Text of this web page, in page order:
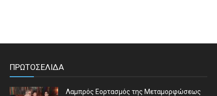
ΠΡΩΤΟΣΕΛΙΔΑ
Λαμπρός Εορτασμός της Μεταμορφώσεως